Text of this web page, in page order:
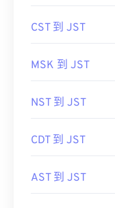
CST 到 JST
MSK 到 JST
NST 到 JST
CDT 到 JST
AST 到 JST